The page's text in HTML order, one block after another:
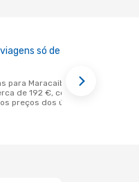
só de ida
de 192 €, com
preços dos últimos